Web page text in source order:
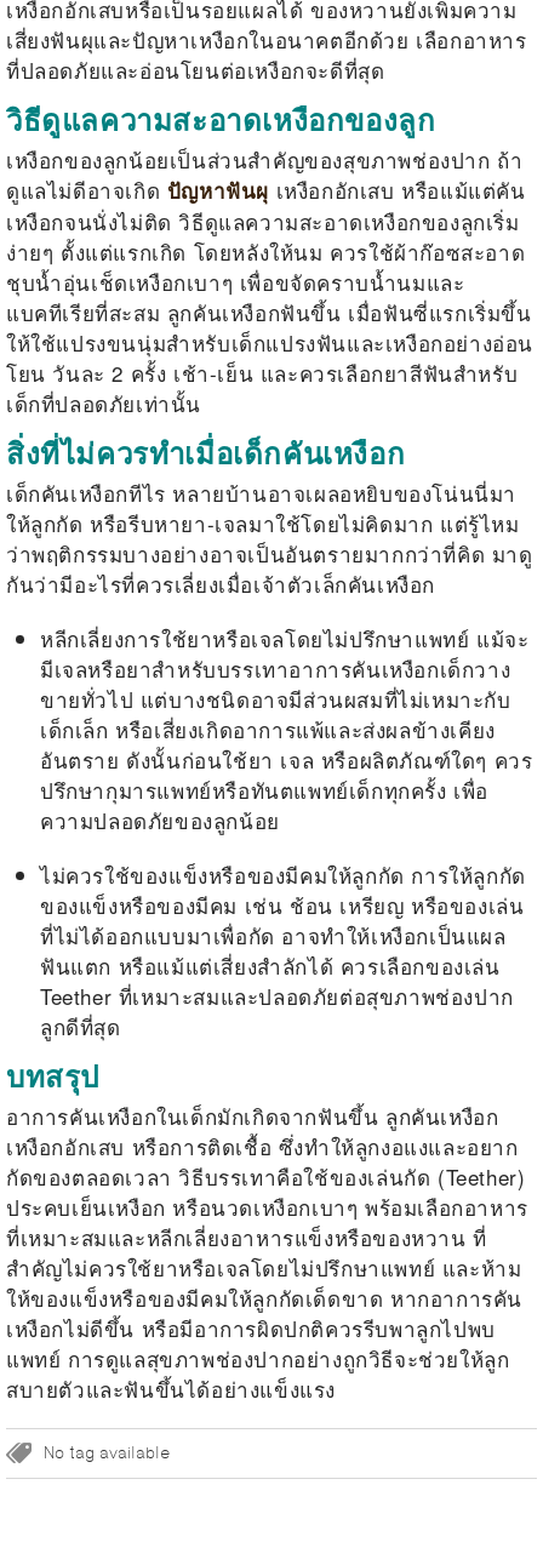
เหงือกอักเสบหรือเป็นรอยแผลได้ ของหวานยังเพิ่มความ
เสี่ยงฟันผุและปัญหาเหงือกในอนาคตอีกด้วย เลือกอาหาร
ที่ปลอดภัยและอ่อนโยนต่อเหงือกจะดีที่สุด
วิธีดูแลความสะอาดเหงือกของลูก
เหงือกของลูกน้อยเป็นส่วนสำคัญของสุขภาพช่องปาก ถ้า
ดูแลไม่ดีอาจเกิด ปัญหาฟันผุ เหงือกอักเสบ หรือแม้แต่คัน
เหงือกจนนั่งไม่ติด วิธีดูแลความสะอาดเหงือกของลูกเริ่ม
ง่ายๆ ตั้งแต่แรกเกิด โดยหลังให้นม ควรใช้ผ้าก๊อซสะอาด
ชุบน้ำอุ่นเช็ดเหงือกเบาๆ เพื่อขจัดคราบน้ำนมและ
แบคทีเรียที่สะสม ลูกคันเหงือกฟันขึ้น เมื่อฟันซี่แรกเริ่มขึ้น
ให้ใช้แปรงขนนุ่มสำหรับเด็กแปรงฟันและเหงือกอย่างอ่อน
โยน วันละ 2 ครั้ง เช้า-เย็น และควรเลือกยาสีฟันสำหรับ
เด็กที่ปลอดภัยเท่านั้น
สิ่งที่ไม่ควรทำเมื่อเด็กคันเหงือก
เด็กคันเหงือกทีไร หลายบ้านอาจเผลอหยิบของโน่นนี่มา
ให้ลูกกัด หรือรีบหายา-เจลมาใช้โดยไม่คิดมาก แต่รู้ไหม
ว่าพฤติกรรมบางอย่างอาจเป็นอันตรายมากกว่าที่คิด มาดู
กันว่ามีอะไรที่ควรเลี่ยงเมื่อเจ้าตัวเล็กคันเหงือก
หลีกเลี่ยงการใช้ยาหรือเจลโดยไม่ปรึกษาแพทย์ แม้จะ
มีเจลหรือยาสำหรับบรรเทาอาการคันเหงือกเด็กวาง
ขายทั่วไป แต่บางชนิดอาจมีส่วนผสมที่ไม่เหมาะกับ
เด็กเล็ก หรือเสี่ยงเกิดอาการแพ้และส่งผลข้างเคียง
อันตราย ดังนั้นก่อนใช้ยา เจล หรือผลิตภัณฑ์ใดๆ ควร
ปรึกษากุมารแพทย์หรือทันตแพทย์เด็กทุกครั้ง เพื่อ
ความปลอดภัยของลูกน้อย
ไม่ควรใช้ของแข็งหรือของมีคมให้ลูกกัด การให้ลูกกัด
ของแข็งหรือของมีคม เช่น ช้อน เหรียญ หรือของเล่น
ที่ไม่ได้ออกแบบมาเพื่อกัด อาจทำให้เหงือกเป็นแผล
ฟันแตก หรือแม้แต่เสี่ยงสำลักได้ ควรเลือกของเล่น
Teether ที่เหมาะสมและปลอดภัยต่อสุขภาพช่องปาก
ลูกดีที่สุด
บทสรุป
อาการคันเหงือกในเด็กมักเกิดจากฟันขึ้น ลูกคันเหงือก
เหงือกอักเสบ หรือการติดเชื้อ ซึ่งทำให้ลูกงอแงและอยาก
กัดของตลอดเวลา วิธีบรรเทาคือใช้ของเล่นกัด (Teether)
ประคบเย็นเหงือก หรือนวดเหงือกเบาๆ พร้อมเลือกอาหาร
ที่เหมาะสมและหลีกเลี่ยงอาหารแข็งหรือของหวาน ที่
สำคัญไม่ควรใช้ยาหรือเจลโดยไม่ปรึกษาแพทย์ และห้าม
ให้ของแข็งหรือของมีคมให้ลูกกัดเด็ดขาด หากอาการคัน
เหงือกไม่ดีขึ้น หรือมีอาการผิดปกติควรรีบพาลูกไปพบ
แพทย์ การดูแลสุขภาพช่องปากอย่างถูกวิธีจะช่วยให้ลูก
สบายตัวและฟันขึ้นได้อย่างแข็งแรง
No tag available